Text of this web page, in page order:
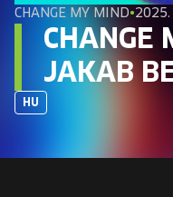
EURÓPA
ELŐADÓK
INGYENES DIÁK- ÉS
JEGYEK
CHANGE MY MIND•2025.
CHANGE
JAKAB
HU